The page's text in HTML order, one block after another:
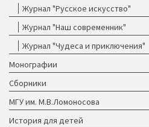
Журнал "Русское искусство"
Журнал "Наш современник"
Журнал "Чудеса и приключения"
Монографии
Сборники
МГУ им. М.В.Ломоносова
История для детей